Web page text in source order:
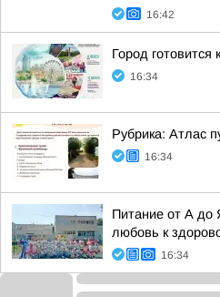
16:42
Город готовится
16:34
Рубрика: Атлас
16:34
Питание от А до
любовь к
16:34